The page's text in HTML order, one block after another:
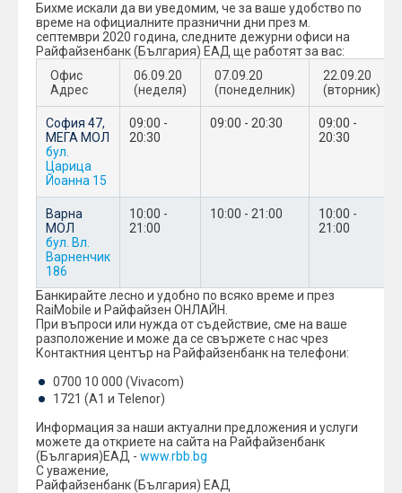
Бихме искали да ви уведомим, че за ваше удобство по
време на официалните празнични дни през м.
септември 2020 година, следните дежурни офиси на
Райфайзенбанк (България) ЕАД ще работят за вас:
Офис
Адрес
06.09.20
(неделя)
07.09.20
(понеделник)
22.09.20
(вторник)
София 47,
МЕГА МОЛ
бул.
Царица
Йоанна 15
09:00 -
20:30
09:00 - 20:30
09:00 -
20:30
Варна
МОЛ
бул. Вл.
Варненчик
186
10:00 -
21:00
10:00 - 21:00
10:00 -
21:00
Банкирайтe лесно и удобно по всяко време и през
RaiMobile и Райфайзен ОНЛАЙН.
При въпроси или нужда от съдействие, сме на ваше
разположение и може да се свържете с нас чрез
Контактния център на Райфайзенбанк на телефони:
0700 10 000 (Vivacom)
1721 (A1 и Telenor)
Информация за наши актуални предложения и услуги
можете да откриете на сайта на Райфайзенбанк
(България)ЕАД - www.rbb.bg
С уважение,
Райфайзенбанк (България) ЕАД